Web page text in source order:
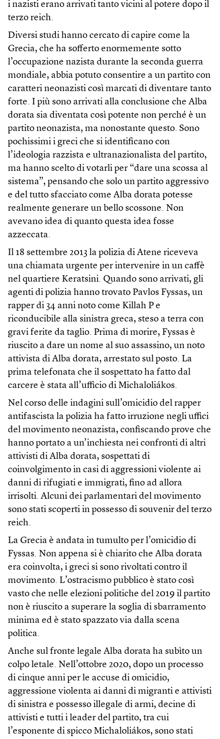
i nazisti erano arrivati tanto vicini al potere dopo il
terzo reich.
Diversi studi hanno cercato di capire come la
Grecia, che ha sofferto enormemente sotto
l’occupazione nazista durante la seconda guerra
mondiale, abbia potuto consentire a un partito con
caratteri neonazisti così marcati di diventare tanto
forte. I più sono arrivati alla conclusione che Alba
dorata sia diventata così potente non perché è un
partito neonazista, ma nonostante questo. Sono
pochissimi i greci che si identificano con
l’ideologia razzista e ultranazionalista del partito,
ma hanno scelto di votarli per “dare una scossa al
sistema”, pensando che solo un partito aggressivo
e del tutto sfacciato come Alba dorata potesse
realmente generare un bello scossone. Non
avevano idea di quanto questa idea fosse
azzeccata.
Il 18 settembre 2013 la polizia di Atene riceveva
una chiamata urgente per intervenire in un caffè
nel quartiere Keratsini. Quando sono arrivati, gli
agenti di polizia hanno trovato Pavlos Fyssas, un
rapper di 34 anni noto come Killah P e
riconducibile alla sinistra greca, steso a terra con
gravi ferite da taglio. Prima di morire, Fyssas è
riuscito a dare un nome al suo assassino, un noto
attivista di Alba dorata, arrestato sul posto. La
prima telefonata che il sospettato ha fatto dal
carcere è stata all’ufficio di Michaloliákos.
Nel corso delle indagini sull’omicidio del rapper
antifascista la polizia ha fatto irruzione negli uffici
del movimento neonazista, confiscando prove che
hanno portato a un’inchiesta nei confronti di altri
attivisti di Alba dorata, sospettati di
coinvolgimento in casi di aggressioni violente ai
danni di rifugiati e immigrati, fino ad allora
irrisolti. Alcuni dei parlamentari del movimento
sono stati scoperti in possesso di souvenir del terzo
reich.
La Grecia è andata in tumulto per l’omicidio di
Fyssas. Non appena si è chiarito che Alba dorata
era coinvolta, i greci si sono rivoltati contro il
movimento. L’ostracismo pubblico è stato così
vasto che nelle elezioni politiche del 2019 il partito
non è riuscito a superare la soglia di sbarramento
minima ed è stato spazzato via dalla scena
politica.
Anche sul fronte legale Alba dorata ha subìto un
colpo letale. Nell’ottobre 2020, dopo un processo
di cinque anni per le accuse di omicidio,
aggressione violenta ai danni di migranti e attivisti
di sinistra e possesso illegale di armi, decine di
attivisti e tutti i leader del partito, tra cui
l’esponente di spicco Michaloliákos, sono stati